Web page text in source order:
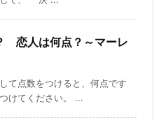
恋人は何点？～マーレ
て点数をつけると、何点です
けてください。 ...